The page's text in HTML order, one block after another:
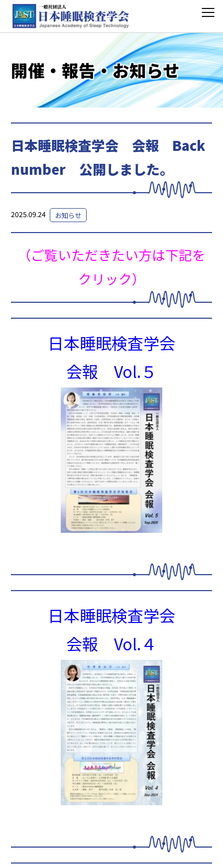
開催・報告・お知らせ
日本睡眠検査学会 会報 Back
number 公開しました。
2025.09.24 お知らせ
（ご覧いただきたい方は下記を
クリック）
日本睡眠検査学会
会報 Vol.５
日本睡眠検査学会
会報 Vol.４